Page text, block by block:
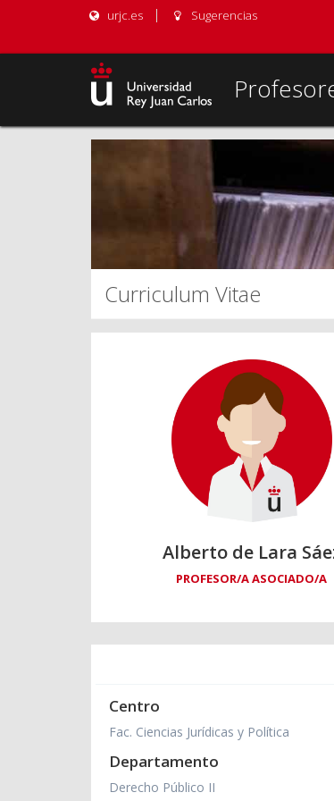
urjc.es Sugerencias
Curriculum Vitae
Alberto de Lara
PROFESOR/A ASOCIADO/A
Centro
Fac. Ciencias Jurídicas y Política
Departamento
Derecho Público II